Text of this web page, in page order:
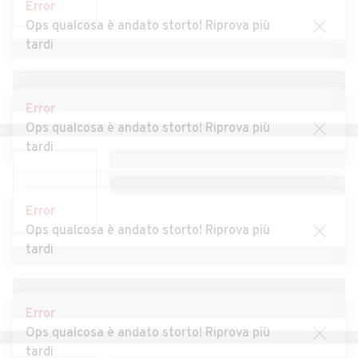
Merli
Auto usate Castelletto
Bormida
Auto usate Castelspina
Auto usate Cerreto Grue
Auto usate Coniolo
Auto usate Cuccaro
Monferrato
Auto usate Denice
Error
Ops qualcosa è andato storto! Riprova più
tardi
Error
Ops qualcosa è andato storto! Riprova più
tardi
Error
Ops qualcosa è andato storto! Riprova più
tardi
Error
Ops qualcosa è andato storto! Riprova più
tardi